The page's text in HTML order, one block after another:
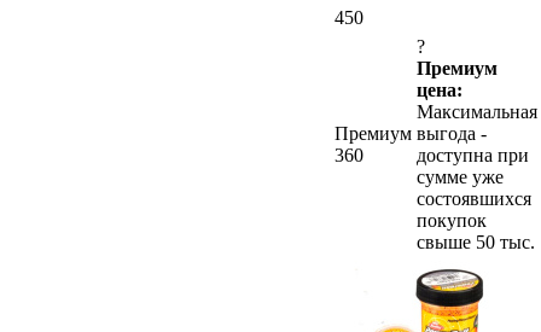
450
Премиум
360
?
Премиум
цена:
Максимальная
выгода -
доступна при
сумме уже
состоявшихся
покупок
свыше 50 тыс.